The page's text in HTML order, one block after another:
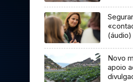
(áudio)
Novo
apoio